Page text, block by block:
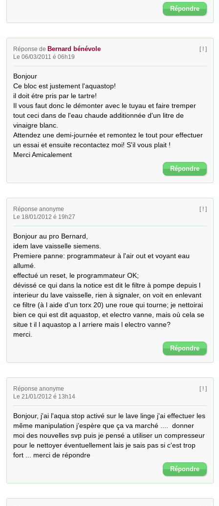
Répondre
Réponse de Bernard bénévole
Le 06/03/2011 é 06h19
[ ! ]
Bonjour
Ce bloc est justement l'aquastop!
il doit étre pris par le tartre!
Il vous faut donc le démonter avec le tuyau et faire tremper
tout ceci dans de l'eau chaude additionnée d'un litre de
vinaigre blanc.
Attendez une demi-journée et remontez le tout pour effectuer
un essai et ensuite recontactez moi! S'il vous plait !
Merci Amicalement
Répondre
Réponse anonyme
Le 18/01/2012 é 19h27
[ ! ]
Bonjour au pro Bernard,
idem lave vaisselle siemens.
Premiere panne: programmateur à l'air out et voyant eau
allumé.
effectué un reset, le programmateur OK;
dévissé ce qui dans la notice est dit le filtre à pompe depuis l
interieur du lave vaisselle, rien à signaler, on voit en enlevant
ce filtre (à l aide d'un torx 20) une roue qui tourne; je nettoirai
bien ce qui est dit aquastop, et electro vanne, mais où cela se
situe t il l aquastop a l arriere mais l electro vanne?
merci.
Répondre
Réponse anonyme
Le 21/01/2012 é 13h14
[ ! ]
Bonjour, j'ai l'aqua stop activé sur le lave linge j'ai effectuer les
même manipulation j’espère que ça va marché ....  donner
moi des nouvelles svp puis je pensé a utiliser un compresseur
pour le nettoyer éventuellement lais je sais pas si c'est trop
fort ... merci de répondre
Répondre